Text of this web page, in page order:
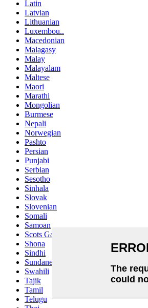
Latin
Latvian
Lithuanian
Luxembou..
Macedonian
Malagasy
Malay
Malayalam
Maltese
Maori
Marathi
Mongolian
Burmese
Nepali
Norwegian
Pashto
Persian
Punjabi
Serbian
Sesotho
Sinhala
Slovak
Slovenian
Somali
Samoan
Scots Gaelic
Shona
Sindhi
Sundanese
Swahili
Tajik
Tamil
Telugu